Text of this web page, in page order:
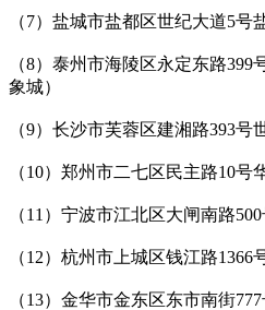
（7）盐城市盐都区世纪大道5号
（8）泰州市海陵区永定东路
象城）
（9）长沙市芙蓉区建湘路393
（10）郑州市二七区民主路10号
（11）宁波市江北区大闸南路
（12）杭州市上城区钱江路1366
（13）金华市金东区东市南街